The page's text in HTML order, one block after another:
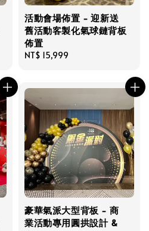
活動會場佈置 - 迎新送
舊活動客製化氣球鏈背板
佈置
Regular
NT$ 15,999
豪華氣派大型背板 - 商
業活動專用圓拱設計 &